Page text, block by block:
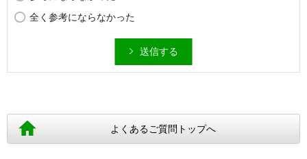
全く参考にならなかった
送信する
よくあるご質問トップへ